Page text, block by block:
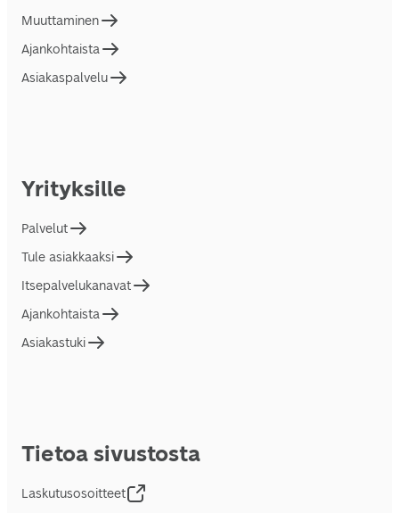
Muuttaminen
Ajankohtaista
Asiakaspalvelu
Yrityksille
Palvelut
Tule asiakkaaksi
Itsepalvelukanavat
Ajankohtaista
Asiakastuki
Tietoa sivustosta
Laskutusosoitteet